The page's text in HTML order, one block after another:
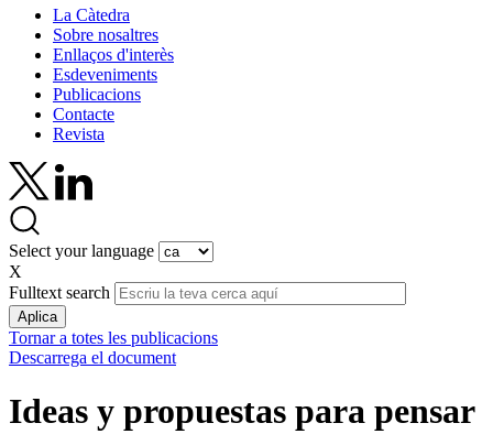
La Càtedra
Sobre nosaltres
Enllaços d'interès
Esdeveniments
Publicacions
Contacte
Revista
Select your language
X
Fulltext search
Tornar a totes les publicacions
Descarrega el document
Ideas y propuestas para pensar